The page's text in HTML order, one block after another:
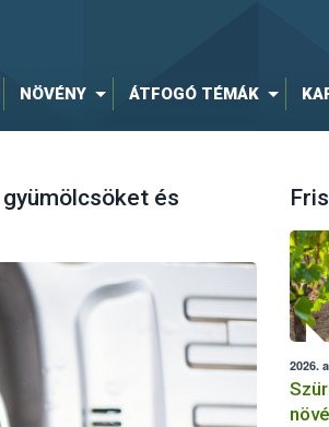
NÖVÉNY ÁTFOGÓ TÉMÁK
és
2026.